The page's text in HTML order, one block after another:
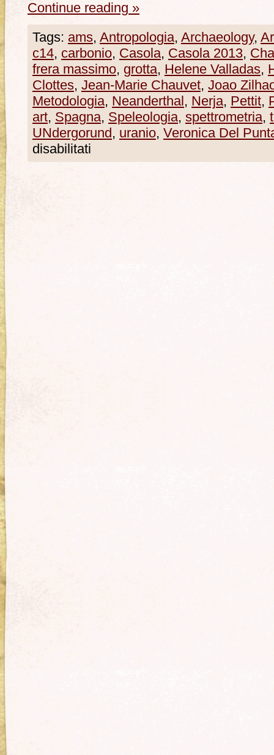
Continue reading »
Tags: ams, Antropologia, Archaeology,
c14, carbonio, Casola, Casola 2013,
frera massimo, grotta, Helene Valladas,
Clottes, Jean-Marie Chauvet, Joao
Metodologia, Neanderthal , Nerja, Pettit,
art, Spagna, Speleologia, spettrometria,
UNdergorund , uranio, Veronica Del
disabilitati